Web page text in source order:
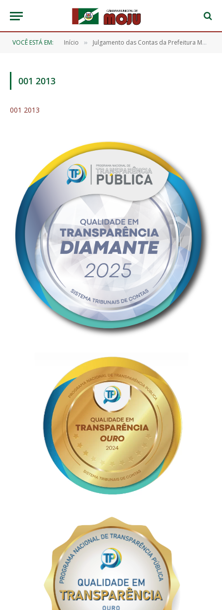
VOCÊ ESTÁ EM: Início » Julgamento das Contas da Prefeitura Municipal
001 2013
001 2013